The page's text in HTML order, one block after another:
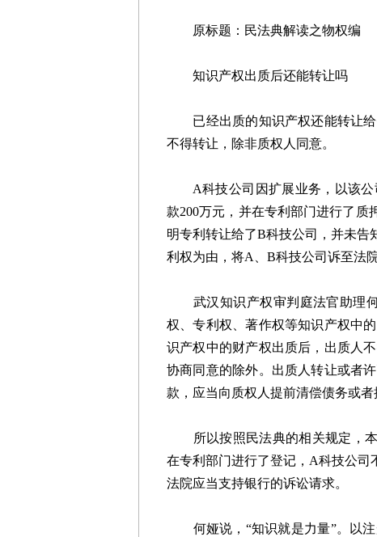
原标题：民法典解读之物权编
知识产权出质后还能转让吗
已经出质的知识产权还能转让给
不得转让，除非质权人同意。
A科技公司因扩展业务，以该公
款200万元，并在专利部门进行了
明专利转让给了B科技公司，并未
利权为由，将A、B科技公司诉至法院
武汉知识产权审判庭法官助理何
权、专利权、著作权等知识产权中
识产权中的财产权出质后，出质人
协商同意的除外。出质人转让或者
款，应当向质权人提前清偿债务或者
所以按照民法典的相关规定，本
在专利部门进行了登记，A科技公司
法院应当支持银行的诉讼请求。
何娅说，“知识就是力量”。以注